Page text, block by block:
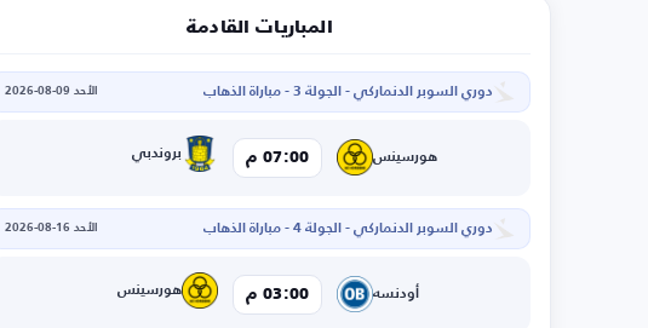
المباريات القادمة
دوري السوبر الدنماركي - الجولة 3 - مباراة الذهاب الأحد 09-08-2026
هورسينس 07:00 م بروندبي
دوري السوبر الدنماركي - الجولة 4 - مباراة الذهاب الأحد 16-08-2026
أودنسه 03:00 م هورسينس